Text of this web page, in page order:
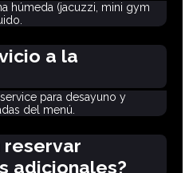
húmeda (jacuzzi, mini gym
a la
para desayuno y
del menú.
reservar
adicionales?